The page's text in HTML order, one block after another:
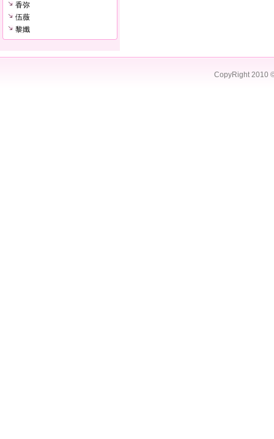
香弥
伍薇
黎孅
CopyRight 2010